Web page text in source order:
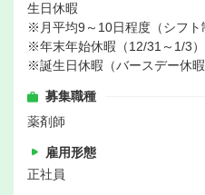
生日休暇
※月平均9～10日程度（シフト
※年末年始休暇（12/31～1/3）
※誕生日休暇（バースデー休
募集職種
薬剤師
雇用形態
正社員